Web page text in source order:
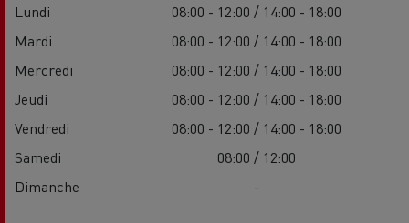
Lundi
08:00 - 12:00 / 14:00 - 18:00
Mardi
08:00 - 12:00 / 14:00 - 18:00
Mercredi
08:00 - 12:00 / 14:00 - 18:00
Jeudi
08:00 - 12:00 / 14:00 - 18:00
Vendredi
08:00 - 12:00 / 14:00 - 18:00
Samedi
08:00 / 12:00
Dimanche
-